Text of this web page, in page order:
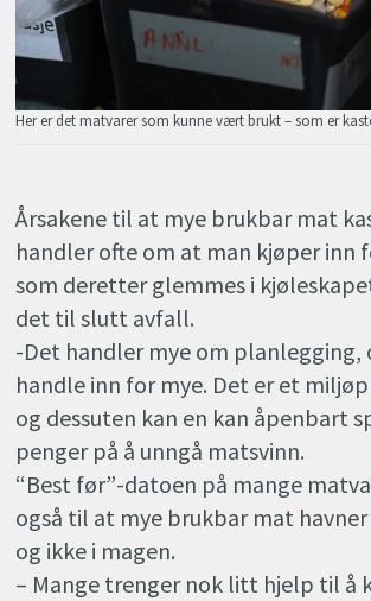
Her er det matvarer som kunne vært brukt – som er
Årsakene til at mye brukbar mat
handler ofte om at man kjøper inn
som deretter glemmes i
det til slutt avfall.
-Det handler mye om planlegging,
handle inn for mye. Det er et
og dessuten kan en kan åpenbart
penger på å unngå matsvinn.
“Best før”-datoen på mange
også til at mye brukbar mat
og ikke i magen.
– Mange trenger nok litt hjelp til å